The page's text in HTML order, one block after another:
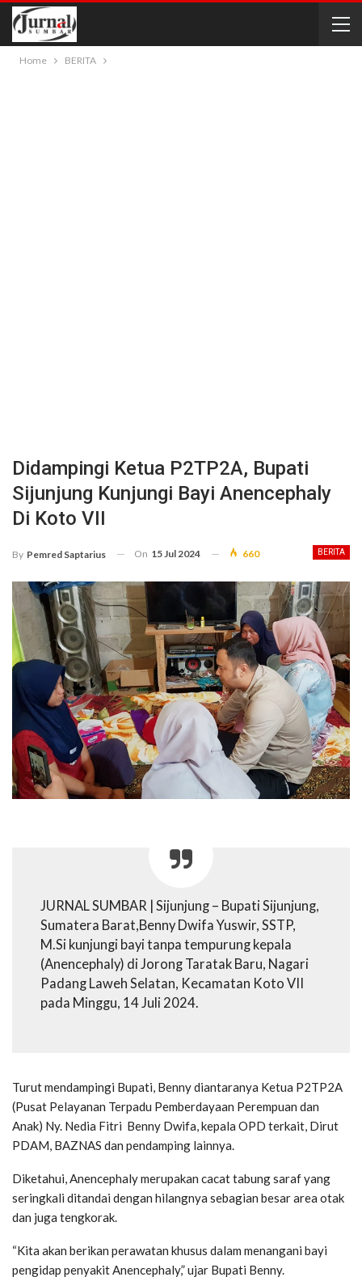
Home BERITA
Didampingi Ketua P2TP2A, Bupati
Sijunjung Kunjungi Bayi Anencephaly
Di Koto VII
BERITA
By Pemred Saptarius On 15 Jul 2024 660
JURNAL SUMBAR | Sijunjung – Bupati Sijunjung,
Sumatera Barat,Benny Dwifa Yuswir, SSTP,
M.Si kunjungi bayi tanpa tempurung kepala
(Anencephaly) di Jorong Taratak Baru, Nagari
Padang Laweh Selatan, Kecamatan Koto VII
pada Minggu, 14 Juli 2024.
Turut mendampingi Bupati, Benny diantaranya Ketua P2TP2A
(Pusat Pelayanan Terpadu Pemberdayaan Perempuan dan
Anak) Ny. Nedia Fitri Benny Dwifa, kepala OPD terkait, Dirut
PDAM, BAZNAS dan pendamping lainnya.
Diketahui, Anencephaly merupakan cacat tabung saraf yang
seringkali ditandai dengan hilangnya sebagian besar area otak
dan juga tengkorak.
“Kita akan berikan perawatan khusus dalam menangani bayi
pengidap penyakit Anencephaly,” ujar Bupati Benny.